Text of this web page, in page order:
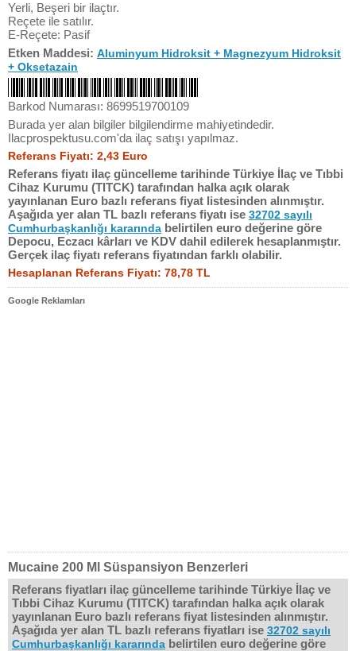
Yerli, Beşeri bir ilaçtır.
Reçete ile satılır.
E-Reçete: Pasif
Etken Maddesi: Aluminyum Hidroksit + Magnezyum Hidroksit
+ Oksetazain
Barkod Numarası: 8699519700109
Burada yer alan bilgiler bilgilendirme mahiyetindedir.
Ilacprospektusu.com'da ilaç satışı yapılmaz.
Referans Fiyatı: 2,43 Euro
Referans fiyatı ilaç güncelleme tarihinde Türkiye İlaç ve Tıbbi
Cihaz Kurumu (TITCK) tarafından halka açık olarak
yayınlanan Euro bazlı referans fiyat listesinden alınmıştır.
Aşağıda yer alan TL bazlı referans fiyatı ise 32702 sayılı
Cumhurbaşkanlığı kararında belirtilen euro değerine göre
Depocu, Eczacı kârları ve KDV dahil edilerek hesaplanmıştır.
Gerçek ilaç fiyatı referans fiyatından farklı olabilir.
Hesaplanan Referans Fiyatı: 78,78 TL
Google Reklamları
Mucaine 200 Ml Süspansiyon Benzerleri
Referans fiyatları ilaç güncelleme tarihinde Türkiye İlaç ve
Tıbbi Cihaz Kurumu (TITCK) tarafından halka açık olarak
yayınlanan Euro bazlı referans fiyat listesinden alınmıştır.
Aşağıda yer alan TL bazlı referans fiyatları ise 32702 sayılı
Cumhurbaşkanlığı kararında belirtilen euro değerine göre